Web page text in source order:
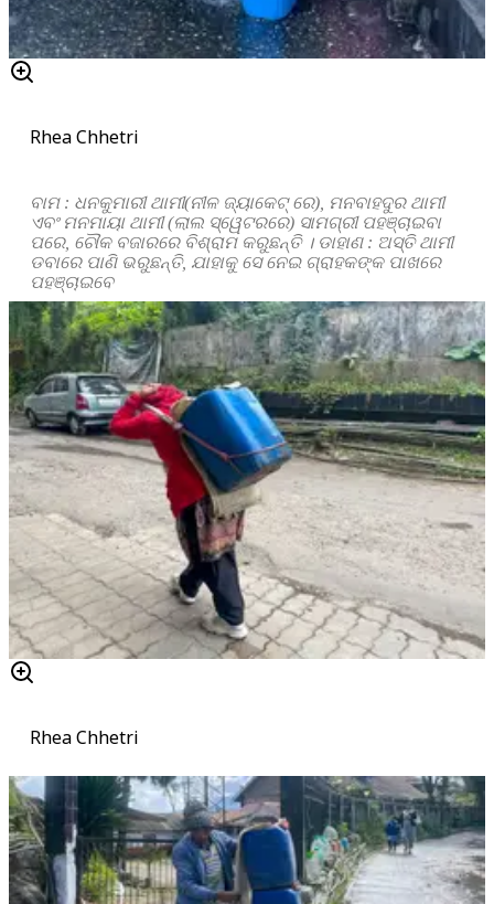
Rhea Chhetri
ବାମ : ଧନକୁମାରୀ ଥାମୀ(ନୀଳ ଜ୍ୟାକେଟ୍‌ ରେ), ମନବାହଦୁର ଥାମୀ
ଏବଂ ମନମାୟା ଥାମୀ (ଲାଲ ସ୍ୱେଟରରେ) ସାମଗ୍ରୀ ପହଞ୍ଚାଇବା
ପରେ, ଚୌକ ବଜାରରେ ବିଶ୍ରାମ କରୁଛନ୍ତି । ଡାହାଣ : ଅସ୍ତି ଥାମୀ
ଡବାରେ ପାଣି ଭରୁଛନ୍ତି, ଯାହାକୁ ସେ ନେଇ ଗ୍ରାହକଙ୍କ ପାଖରେ
ପହଞ୍ଚାଇବେ
Rhea Chhetri